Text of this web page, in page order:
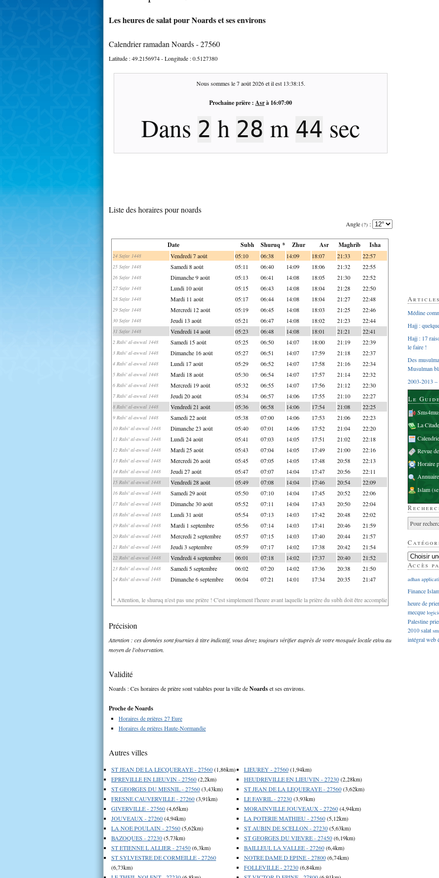
Les heures de salat pour Noards et ses environs
Calendrier ramadan Noards - 27560
Latitude :49.2156974- Longitude :0.5127380
Nous sommes le7 août 2026et il est 13:38:16.
Prochaine prière : Asrà 16:07:00
Dans 2 h 28 m 43 sec
Liste des horaires pour noards
Angle (?) :
Date Subh Shuruq * Zhur Asr Maghrib Isha
24 Safar 1448 Vendredi 7 août 05:10 06:38 14:09 18:07 21:33 22:57
25 Safar 1448 Samedi 8 août 05:11 06:40 14:09 18:06 21:32 22:55
26 Safar 1448 Dimanche 9 août 05:13 06:41 14:08 18:05 21:30 22:52
27 Safar 1448 Lundi 10 août 05:15 06:43 14:08 18:04 21:28 22:50
28 Safar 1448 Mardi 11 août 05:17 06:44 14:08 18:04 21:27 22:48
29 Safar 1448 Mercredi 12 août 05:19 06:45 14:08 18:03 21:25 22:46
30 Safar 1448 Jeudi 13 août 05:21 06:47 14:08 18:02 21:23 22:44
31 Safar 1448 Vendredi 14 août 05:23 06:48 14:08 18:01 21:21 22:41
2 Rabi' al-awwal 1448 Samedi 15 août 05:25 06:50 14:07 18:00 21:19 22:39
3 Rabi' al-awwal 1448 Dimanche 16 août 05:27 06:51 14:07 17:59 21:18 22:37
4 Rabi' al-awwal 1448 Lundi 17 août 05:29 06:52 14:07 17:58 21:16 22:34
5 Rabi' al-awwal 1448 Mardi 18 août 05:30 06:54 14:07 17:57 21:14 22:32
6 Rabi' al-awwal 1448 Mercredi 19 août 05:32 06:55 14:07 17:56 21:12 22:30
7 Rabi' al-awwal 1448 Jeudi 20 août 05:34 06:57 14:06 17:55 21:10 22:27
8 Rabi' al-awwal 1448 Vendredi 21 août 05:36 06:58 14:06 17:54 21:08 22:25
9 Rabi' al-awwal 1448 Samedi 22 août 05:38 07:00 14:06 17:53 21:06 22:23
10 Rabi' al-awwal 1448 Dimanche 23 août 05:40 07:01 14:06 17:52 21:04 22:20
11 Rabi' al-awwal 1448 Lundi 24 août 05:41 07:03 14:05 17:51 21:02 22:18
12 Rabi' al-awwal 1448 Mardi 25 août 05:43 07:04 14:05 17:49 21:00 22:16
13 Rabi' al-awwal 1448 Mercredi 26 août 05:45 07:05 14:05 17:48 20:58 22:13
14 Rabi' al-awwal 1448 Jeudi 27 août 05:47 07:07 14:04 17:47 20:56 22:11
15 Rabi' al-awwal 1448 Vendredi 28 août 05:49 07:08 14:04 17:46 20:54 22:09
16 Rabi' al-awwal 1448 Samedi 29 août 05:50 07:10 14:04 17:45 20:52 22:06
17 Rabi' al-awwal 1448 Dimanche 30 août 05:52 07:11 14:04 17:43 20:50 22:04
18 Rabi' al-awwal 1448 Lundi 31 août 05:54 07:13 14:03 17:42 20:48 22:02
19 Rabi' al-awwal 1448 Mardi 1 septembre 05:56 07:14 14:03 17:41 20:46 21:59
20 Rabi' al-awwal 1448 Mercredi 2 septembre 05:57 07:15 14:03 17:40 20:44 21:57
21 Rabi' al-awwal 1448 Jeudi 3 septembre 05:59 07:17 14:02 17:38 20:42 21:54
22 Rabi' al-awwal 1448 Vendredi 4 septembre 06:01 07:18 14:02 17:37 20:40 21:52
23 Rabi' al-awwal 1448 Samedi 5 septembre 06:02 07:20 14:02 17:36 20:38 21:50
24 Rabi' al-awwal 1448 Dimanche 6 septembre 06:04 07:21 14:01 17:34 20:35 21:47
* Attention, le shuruq n'est pas une prière ! C'est simplement l'heure avant laquelle la prière du subh doit être accomplie
Précision
Attention : ces données sont fournies à titre indicatif, vous devez toujours vérifier auprès de votre mosquée locale et/ou au
moyen de l'observation.
Validité
Noards : Ces horaires de prière sont valables pour la ville deNoardset ses environs.
Proche de Noards
Horaires de prières 27 Eure
Horaires de prières Haute-Normandie
Autres villes
ST JEAN DE LA LECQUERAYE - 27560(1,86km)
EPREVILLE EN LIEUVIN - 27560(2,2km)
ST GEORGES DU MESNIL - 27560(3,43km)
FRESNE CAUVERVILLE - 27260(3,91km)
GIVERVILLE - 27560(4,65km)
JOUVEAUX - 27260(4,94km)
LA NOE POULAIN - 27560(5,62km)
BAZOQUES - 27230(5,73km)
ST ETIENNE L ALLIER - 27450(6,3km)
ST SYLVESTRE DE CORMEILLE - 27260
(6,73km)
LIEUREY - 27560(1,94km)
HEUDREVILLE EN LIEUVIN - 27230(2,28km)
ST JEAN DE LA LEQUERAYE - 27560(3,62km)
LE FAVRIL - 27230(3,93km)
MORAINVILLE JOUVEAUX - 27260(4,94km)
LA POTERIE MATHIEU - 27560(5,12km)
ST AUBIN DE SCELLON - 27230(5,63km)
ST GEORGES DU VIEVRE - 27450(6,19km)
BAILLEUL LA VALLEE - 27260(6,4km)
NOTRE DAME D EPINE - 27800(6,74km)
FOLLEVILLE - 27230(6,84km)
Médine
Hajj :
Hajj : 17
le faire !
Des
Musulman
2003-2013 –
Le
La
Revue
Horaire
Islam
Accès
adhan
Finance
heure de
mecque
Palestine
2010salat
intégralweb